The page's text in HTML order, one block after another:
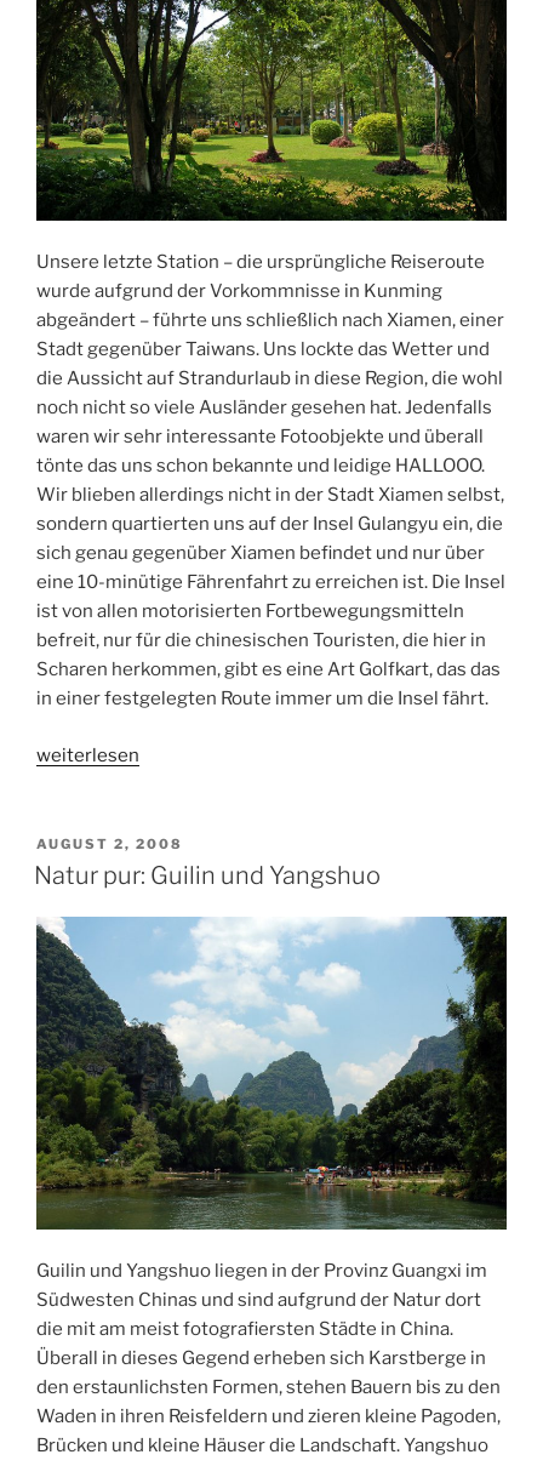
Unsere letzte Station – die ursprüngliche Reiseroute
wurde aufgrund der Vorkommnisse in Kunming
abgeändert – führte uns schließlich nach Xiamen, einer
Stadt gegenüber Taiwans. Uns lockte das Wetter und
die Aussicht auf Strandurlaub in diese Region, die wohl
noch nicht so viele Ausländer gesehen hat. Jedenfalls
waren wir sehr interessante Fotoobjekte und überall
tönte das uns schon bekannte und leidige HALLOOO.
Wir blieben allerdings nicht in der Stadt Xiamen selbst,
sondern quartierten uns auf der Insel Gulangyu ein, die
sich genau gegenüber Xiamen befindet und nur über
eine 10-minütige Fährenfahrt zu erreichen ist. Die Insel
ist von allen motorisierten Fortbewegungsmitteln
befreit, nur für die chinesischen Touristen, die hier in
Scharen herkommen, gibt es eine Art Golfkart, das das
in einer festgelegten Route immer um die Insel fährt.
„Begegnung
Art
in
weiterlesen
VERÖFFENTLICHT
AM
AUGUST 2, 2008
Natur pur: Guilin und Yangshuo
Guilin und Yangshuo liegen in der Provinz Guangxi im
Südwesten Chinas und sind aufgrund der Natur dort
die mit am meist fotografiersten Städte in China.
Überall in dieses Gegend erheben sich Karstberge in
den erstaunlichsten Formen, stehen Bauern bis zu den
Waden in ihren Reisfeldern und zieren kleine Pagoden,
Brücken und kleine Häuser die Landschaft. Yangshuo